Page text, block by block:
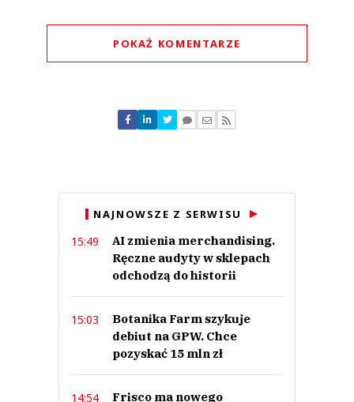
POKAŻ KOMENTARZE
This comment was minimized by the moderator on the site
Zgadzam się z "bolo". Grunt się Muszkieterom rwie pod nogami. Do Francji
czas uciekać a polaczki cwaniaczki na kasę do konkurencji. Aldi Was
przyjmie....chociaż?
Szyszka
Odpowiedz
1
NAJNOWSZE Z SERWISU
15:49
AI zmienia merchandising.
Ręczne audyty w sklepach
odchodzą do historii
15:03
Botanika Farm szykuje
debiut na GPW. Chce
pozyskać 15 mln zł
14:54
Frisco ma nowego